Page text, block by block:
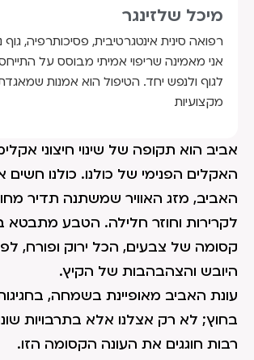
מיכל שלזינגר
רפואה סינית אינטגרטיבית, פסיכותרפיה,
אני מאמינה שריפוי אמיתי מבוסס על
לגוף ולנפש יחד. הטיפול הוא אמנות
מקצועיות
אביב הוא תקופה של שינוי חיצוני
האקלים הפנימי של כולנו. כולנו חשים
האביב, מזג האוויר שמשתנה תדיר
לקרירות וחוזר חלילה. הטבע מתבטא
קסומה של צבעים, הכל ירוק ופורח,
היובש והצהבהבות של הקיץ.
עונת האביב מאופיינת בשמחה,
בחוץ; לא רק אצלנו אלא בתרבויות
רבות חוגגים את העונה הקסומה הזו.